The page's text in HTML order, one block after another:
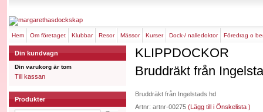
hem om företaget klubbar resor mässor kurser dock-/ nalledoktor föredrag o
Din kundvagn
Din varukorg är tom
Till kassan
Produkter
KLIPPDOCKOR
Bruddräkt från
Bruddräkt från Ingelstads hd
Artnr: artnr-00275 (Lägg till i Önskelista )